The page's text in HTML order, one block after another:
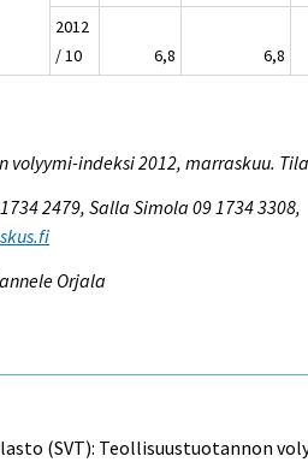
2012
/ 10
6,8 6,8
volyymi-indeksi 2012, marraskuu.
2479, Salla Simola 09 1734 3308,
Orjala
(SVT): Teollisuustuotannon